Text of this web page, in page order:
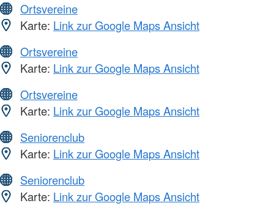
Ortsvereine
Karte: Link zur Google Maps Ansicht
Ortsvereine
Karte: Link zur Google Maps Ansicht
Ortsvereine
Karte: Link zur Google Maps Ansicht
Seniorenclub
Karte: Link zur Google Maps Ansicht
Seniorenclub
Karte: Link zur Google Maps Ansicht